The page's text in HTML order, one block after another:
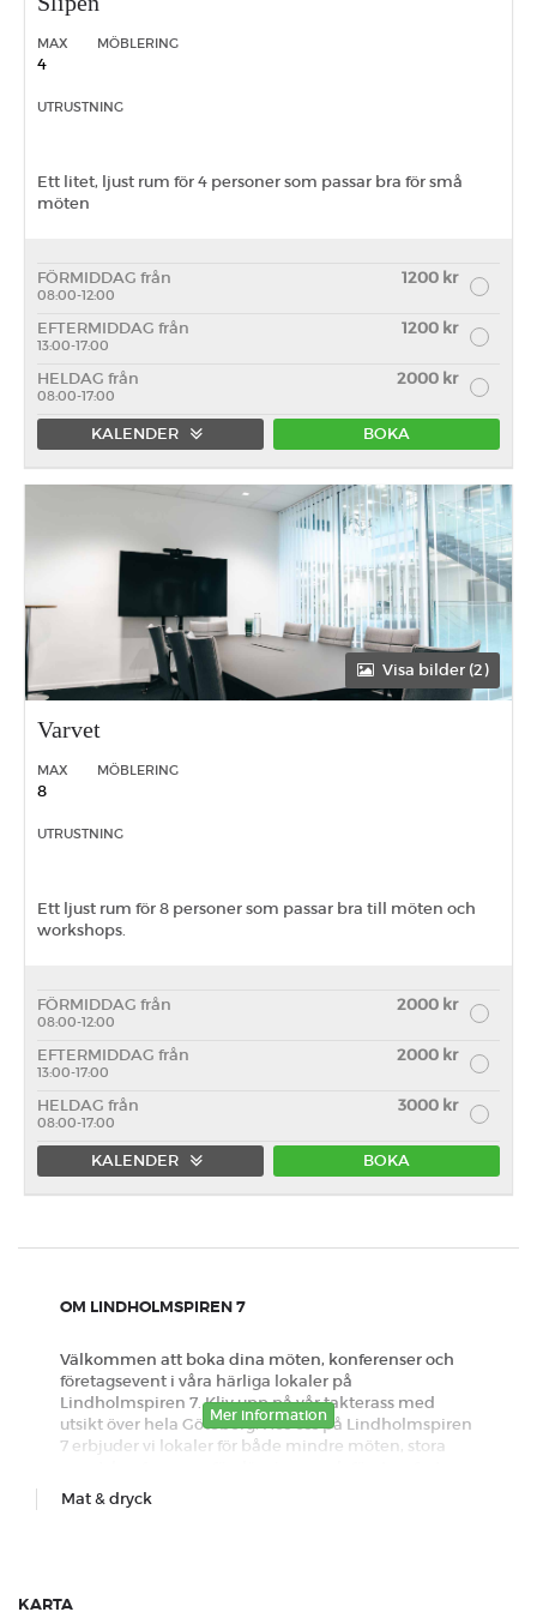
MAX
4
MÖBLERING
UTRUSTNING
Ett litet, ljust rum för 4 personer som passar bra för små
möten
FÖRMIDDAG från 1200 kr
08:00-12:00
EFTERMIDDAG från 1200 kr
13:00-17:00
HELDAG från 2000 kr
08:00-17:00
KALENDER BOKA
Förmiddag Eftermiddag Heldag
Visa bilder (2)
Varvet
MAX
8
MÖBLERING
UTRUSTNING
Ett ljust rum för 8 personer som passar bra till möten och
workshops.
FÖRMIDDAG från 2000 kr
08:00-12:00
EFTERMIDDAG från 2000 kr
13:00-17:00
HELDAG från 3000 kr
08:00-17:00
KALENDER BOKA
OM LINDHOLMSPIREN 7
Välkommen att boka dina möten, konferenser och
företagsevent i våra härliga lokaler på
Lindholmspiren 7. Kliv upp på vår takterass med
utsikt över hela Göteborg. Hos oss på Lindholmspiren
7 erbjuder vi lokaler för både mindre möten, stora
Upplev något av våra fina konferensrum på våning 7 i
direkt anslutning till takterass med utsikt över hela
ett möte så tar vi emot dig, bjuder på kaffe och visar
Mer information
Mat & dryck
KARTA